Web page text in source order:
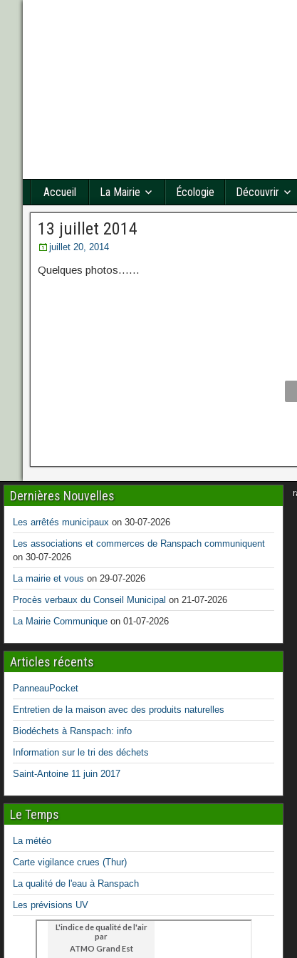
Accueil La Mairie Écologie Découvrir
13 juillet 2014
juillet 20, 2014
Quelques photos……
Dernières Nouvelles
Les arrêtés municipaux on 30-07-2026
Les associations et commerces de Ranspach communiquent
on 30-07-2026
La mairie et vous on 29-07-2026
Procès verbaux du Conseil Municipal on 21-07-2026
La Mairie Communique on 01-07-2026
Articles récents
PanneauPocket
Entretien de la maison avec des produits naturelles
Biodéchets à Ranspach: info
Information sur le tri des déchets
Saint-Antoine 11 juin 2017
Le Temps
La météo
Carte vigilance crues (Thur)
La qualité de l'eau à Ranspach
Les prévisions UV